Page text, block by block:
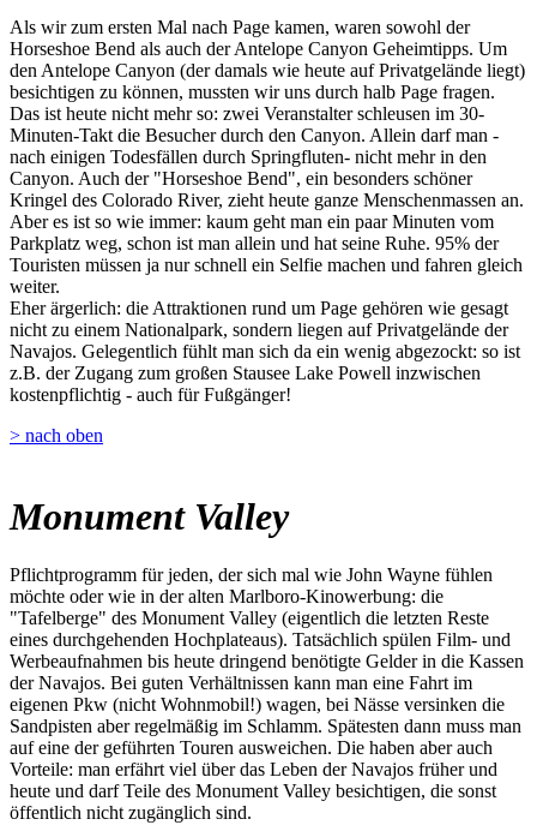
Als wir zum ersten Mal nach Page kamen, waren sowohl der
Horseshoe Bend als auch der Antelope Canyon Geheimtipps. Um
den Antelope Canyon (der damals wie heute auf Privatgelände liegt)
besichtigen zu können, mussten wir uns durch halb Page fragen.
Das ist heute nicht mehr so: zwei Veranstalter schleusen im 30-
Minuten-Takt die Besucher durch den Canyon. Allein darf man -
nach einigen Todesfällen durch Springfluten- nicht mehr in den
Canyon. Auch der "Horseshoe Bend", ein besonders schöner
Kringel des Colorado River, zieht heute ganze Menschenmassen an.
Aber es ist so wie immer: kaum geht man ein paar Minuten vom
Parkplatz weg, schon ist man allein und hat seine Ruhe. 95% der
Touristen müssen ja nur schnell ein Selfie machen und fahren gleich
weiter.
Eher ärgerlich: die Attraktionen rund um Page gehören wie gesagt
nicht zu einem Nationalpark, sondern liegen auf Privatgelände der
Navajos. Gelegentlich fühlt man sich da ein wenig abgezockt: so ist
z.B. der Zugang zum großen Stausee Lake Powell inzwischen
kostenpflichtig - auch für Fußgänger!
> nach oben
Monument Valley
Pflichtprogramm für jeden, der sich mal wie John Wayne fühlen
möchte oder wie in der alten Marlboro-Kinowerbung: die
"Tafelberge" des Monument Valley (eigentlich die letzten Reste
eines durchgehenden Hochplateaus). Tatsächlich spülen Film- und
Werbeaufnahmen bis heute dringend benötigte Gelder in die Kassen
der Navajos. Bei guten Verhältnissen kann man eine Fahrt im
eigenen Pkw (nicht Wohnmobil!) wagen, bei Nässe versinken die
Sandpisten aber regelmäßig im Schlamm. Spätesten dann muss man
auf eine der geführten Touren ausweichen. Die haben aber auch
Vorteile: man erfährt viel über das Leben der Navajos früher und
heute und darf Teile des Monument Valley besichtigen, die sonst
öffentlich nicht zugänglich sind.